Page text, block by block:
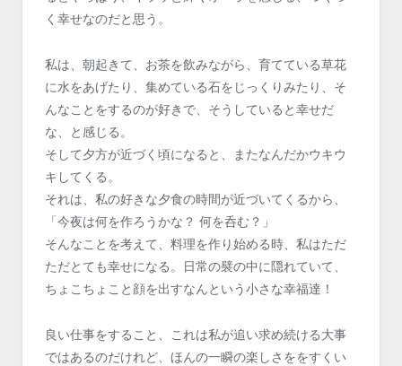
く幸せなのだと思う。
私は、朝起きて、お茶を飲みながら、育てている草花
に水をあげたり、集めている石をじっくりみたり、そ
んなことをするのが好きで、そうしていると幸せだ
な、と感じる。
そして夕方が近づく頃になると、またなんだかウキウ
キしてくる。
それは、私の好きな夕食の時間が近づいてくるから、
「今夜は何を作ろうかな？ 何を呑む？」
そんなことを考えて、料理を作り始める時、私はただ
ただとても幸せになる。日常の襞の中に隠れていて、
ちょこちょこと顔を出すなんという小さな幸福達！
良い仕事をすること、これは私が追い求め続ける大事
ではあるのだけれど、ほんの一瞬の楽しさををすくい